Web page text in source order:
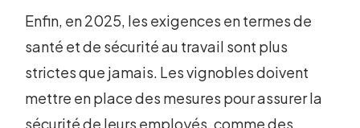
Enfin, en 2025, les exigences en termes de
santé et de sécurité au travail sont plus
strictes que jamais. Les vignobles doivent
mettre en place des mesures pour assurer la
sécurité de leurs employés, comme des